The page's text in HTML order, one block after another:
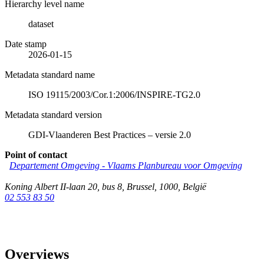
Hierarchy level name
dataset
Date stamp
2026-01-15
Metadata standard name
ISO 19115/2003/Cor.1:2006/INSPIRE-TG2.0
Metadata standard version
GDI-Vlaanderen Best Practices – versie 2.0
Point of contact
Departement Omgeving - Vlaams Planbureau voor Omgeving
Koning Albert II-laan 20, bus 8 Brussel 1000 België
02 553 83 50
Overviews